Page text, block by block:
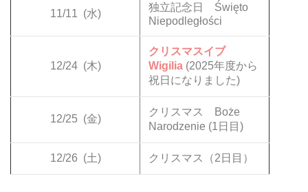
11/11 (水)
独立記念日 Święto
Niepodległości
12/24 (木)
クリスマスイブ
Wigilia (2025年度から
祝日になりました)
12/25 (金)
クリスマス Boże
Narodzenie (1日目)
12/26 (土) クリスマス（2日目）